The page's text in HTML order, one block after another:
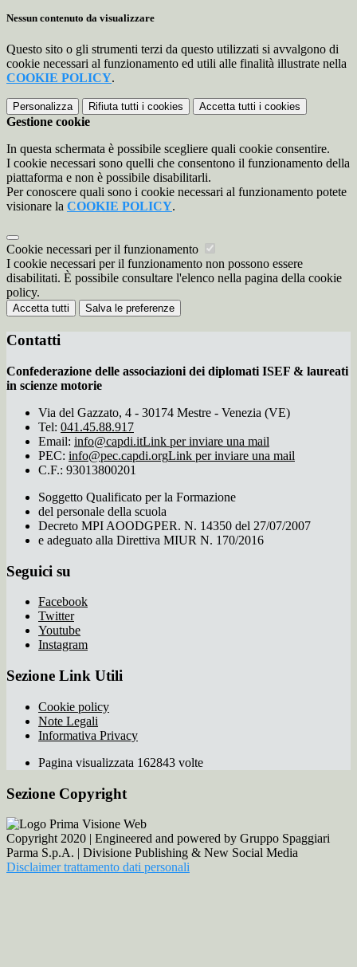
Nessun contenuto da visualizzare
Questo sito o gli strumenti terzi da questo utilizzati si avvalgono di
cookie necessari al funzionamento ed utili alle finalità illustrate nella
COOKIE POLICY.
Personalizza Rifiuta tutti i cookies Accetta tutti i cookies
Gestione cookie
In questa schermata è possibile scegliere quali cookie consentire.
I cookie necessari sono quelli che consentono il funzionamento della
piattaforma e non è possibile disabilitarli.
Per conoscere quali sono i cookie necessari al funzionamento potete
visionare la COOKIE POLICY.
Cookie necessari per il funzionamento
I cookie necessari per il funzionamento non possono essere
disabilitati. È possibile consultare l'elenco nella pagina della cookie
policy.
Accetta tutti Salva le preferenze
Contatti
Confederazione delle associazioni dei diplomati ISEF & laureati
in scienze motorie
Via del Gazzato, 4 - 30174 Mestre - Venezia (VE)
Tel: 041.45.88.917
Email: info@capdi.itLink per inviare una mail
PEC: info@pec.capdi.orgLink per inviare una mail
C.F.: 93013800201
Soggetto Qualificato per la Formazione
del personale della scuola
Decreto MPI AOODGPER. N. 14350 del 27/07/2007
e adeguato alla Direttiva MIUR N. 170/2016
Seguici su
Facebook
Twitter
Youtube
Instagram
Sezione Link Utili
Cookie policy
Note Legali
Informativa Privacy
Pagina visualizzata 162843 volte
Sezione Copyright
Copyright 2020 | Engineered and powered by Gruppo Spaggiari
Parma S.p.A. | Divisione Publishing & New Social Media
Disclaimer trattamento dati personali